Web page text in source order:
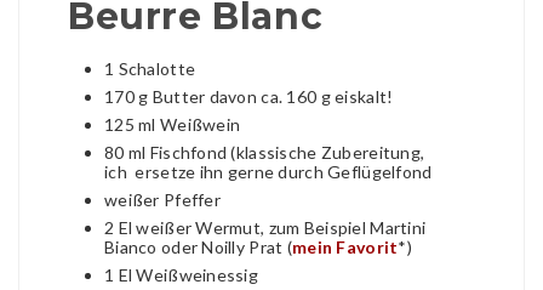
Beurre Blanc
1 Schalotte
170 g Butter davon ca. 160 g eiskalt!
125 ml Weißwein
80 ml Fischfond (klassische Zubereitung,
ich ersetze ihn gerne durch Geflügelfond
weißer Pfeffer
2 El weißer Wermut, zum Beispiel Martini
Bianco oder Noilly Prat (mein Favorit*)
1 El Weißweinessig